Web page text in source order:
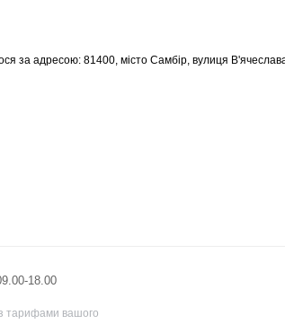
за адресою: 81400, місто Самбір, вулиця
18.00
з тарифами вашого